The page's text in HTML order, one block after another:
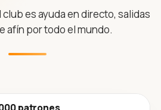
club es ayuda en directo, salidas
afín por todo el mundo.